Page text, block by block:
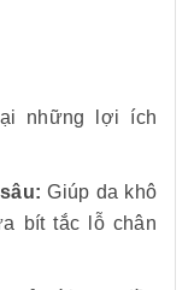
những lợi ích
Giúp da khô
bít tắc lỗ chân